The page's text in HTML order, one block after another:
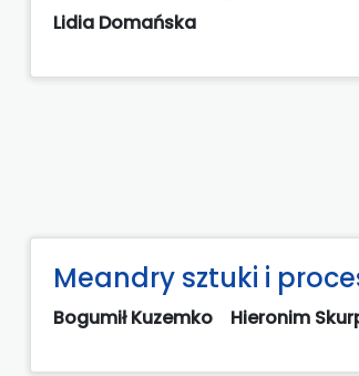
Lidia Domańska
Meandry sztuki i
Bogumił Kuzemko Hieronim